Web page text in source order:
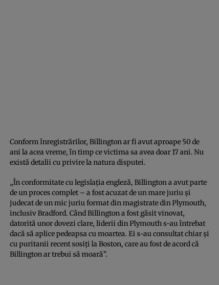
Conform înregistrărilor, Billington ar fi avut aproape 50 de
ani la acea vreme, în timp ce victima sa avea doar 17 ani. Nu
există detalii cu privire la natura disputei.
„În conformitate cu legislația engleză, Billington a avut parte
de un proces complet – a fost acuzat de un mare juriu și
judecat de un mic juriu format din magistrate din Plymouth,
inclusiv Bradford. Când Billington a fost găsit vinovat,
datorită unor dovezi clare, liderii din Plymouth s-au întrebat
dacă să aplice pedeapsa cu moartea. Ei s-au consultat chiar și
cu puritanii recent sosiți la Boston, care au fost de acord că
Billington ar trebui să moară”.